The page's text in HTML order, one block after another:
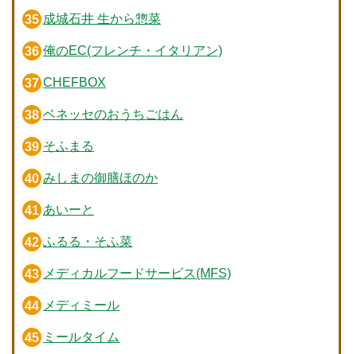
成城石井 生から惣菜
俺のEC(フレンチ・イタリアン)
CHEFBOX
ベネッセのおうちごはん
そふまる
みしまの御膳ほのか
あいーと
ふるる・そふ菜
メディカルフードサービス(MFS)
メディミール
ミールタイム